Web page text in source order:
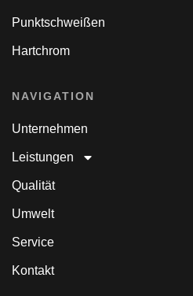
Punktschweißen
Hartchrom
NAVIGATION
Unternehmen
Leistungen
Qualität
Umwelt
Service
Kontakt